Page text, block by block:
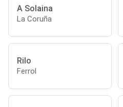
A Solaina
La Coruña
Rilo
Ferrol